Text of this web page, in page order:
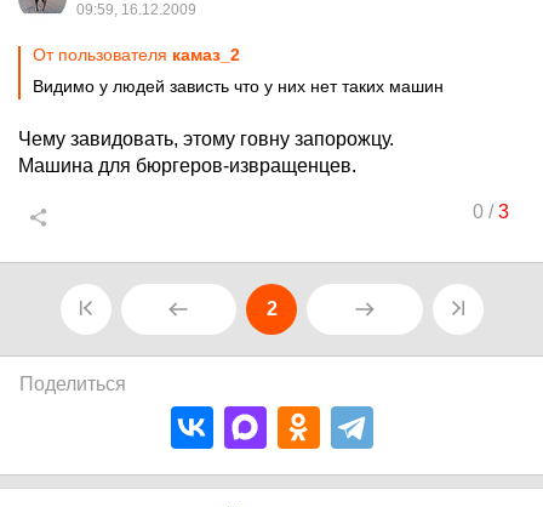
09:59, 16.12.2009
От пользователя камаз_2
Видимо у людей зависть что у них нет таких машин
Чему завидовать, этому говну запорожцу.
Машина для бюргеров-извращенцев.
0/3
2
Поделиться